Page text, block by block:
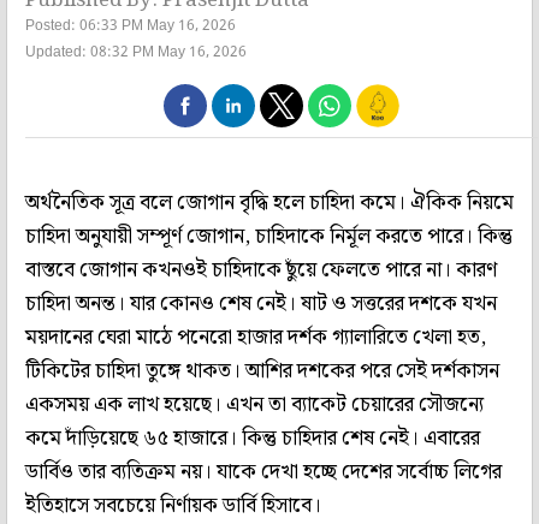
Posted: 06:33 PM May 16, 2026
Updated: 08:32 PM May 16, 2026
অর্থনৈতিক সূত্র বলে জোগান বৃদ্ধি হলে চাহিদা কমে। ঐকিক নিয়মে
চাহিদা অনুযায়ী সম্পূর্ণ জোগান, চাহিদাকে নির্মূল করতে পারে। কিন্তু
বাস্তবে জোগান কখনওই চাহিদাকে ছুঁয়ে ফেলতে পারে না। কারণ
চাহিদা অনন্ত। যার কোনও শেষ নেই। ষাট ও সত্তরের দশকে যখন
ময়দানের ঘেরা মাঠে পনেরো হাজার দর্শক গ্যালারিতে খেলা হত,
টিকিটের চাহিদা তুঙ্গে থাকত। আশির দশকের পরে সেই দর্শকাসন
একসময় এক লাখ হয়েছে। এখন তা ব্যাকেট চেয়ারের সৌজন্যে
কমে দাঁড়িয়েছে ৬৫ হাজারে। কিন্তু চাহিদার শেষ নেই। এবারের
ডার্বিও তার ব্যতিক্রম নয়। যাকে দেখা হচ্ছে দেশের সর্বোচ্চ লিগের
ইতিহাসে সবচেয়ে নির্ণায়ক ডার্বি হিসাবে।